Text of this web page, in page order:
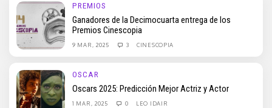
PREMIOS
Ganadores de la Decimocuarta entrega de los
Premios Cinescopia
9 MAR, 2025 3 CINESCOPIA
OSCAR
Oscars 2025: Predicción Mejor Actriz y Actor
1 MAR, 2025 0 LEO IDAIR